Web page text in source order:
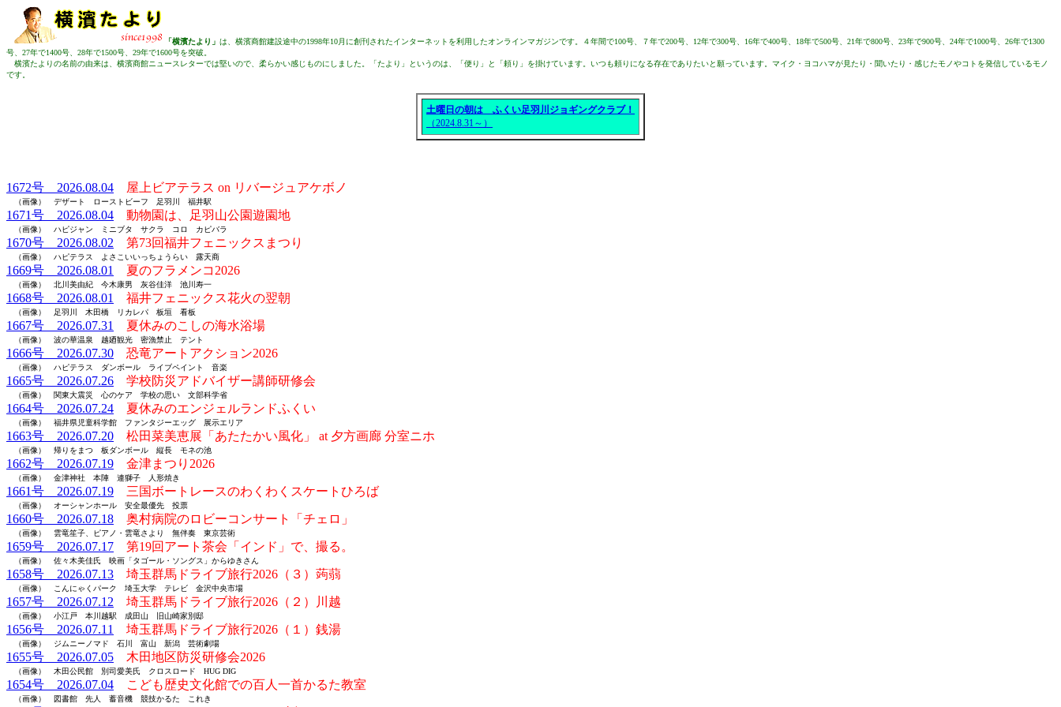
「横濱たより」 は、横濱商館建設途中の1998年10月に創刊されたインターネットを利用したオンラインマガジンです。４年間で100号、７年で200号、12年で300号、16年で400号、18年で500号、21年で800号、23年で900号、24年で1000号、26年で1300
号、27年で1400号、28年で1500号、29年で1600号を突破。
横濱たよりの名前の由来は、横濱商館ニュースレターでは堅いので、柔らかい感じものにしました。「たより」というのは、「便り」と「頼り」を掛けています。いつも頼りになる存在でありたいと願っています。マイク・ヨコハマが見たり・聞いたり・感じたモノやコトを発信しているモノ
です。
土曜日の朝は ふくい足羽川ジョギングクラブ！
（2024.8.31～）
1672号 2026.08.04 屋上ビアテラス on リバージュアケボノ
（画像） デザート ローストビーフ 足羽川 福井駅
1671号 2026.08.04 動物園は、足羽山公園遊園地
（画像） ハピジャン ミニブタ サクラ コロ カピバラ
1670号 2026.08.02 第73回福井フェニックスまつり
（画像） ハピテラス よさこいいっちょうらい 露天商
1669号 2026.08.01 夏のフラメンコ2026
（画像） 北川美由紀 今木康男 灰谷佳洋 池川寿一
1668号 2026.08.01 福井フェニックス花火の翌朝
（画像） 足羽川 木田橋 リカレパ 板垣 看板
1667号 2026.07.31 夏休みのこしの海水浴場
（画像） 波の華温泉 越廼観光 密漁禁止 テント
1666号 2026.07.30 恐竜アートアクション2026
（画像） ハピテラス ダンボール ライブペイント 音楽
1665号 2026.07.26 学校防災アドバイザー講師研修会
（画像） 関東大震災 心のケア 学校の思い 文部科学省
1664号 2026.07.24 夏休みのエンジェルランドふくい
（画像） 福井県児童科学館 ファンタジーエッグ 展示エリア
1663号 2026.07.20 松田菜美恵展「あたたかい風化」 at 夕方画廊 分室ニホ
（画像） 帰りをまつ 板ダンボール 縦長 モネの池
1662号 2026.07.19 金津まつり2026
（画像） 金津神社 本陣 連獅子 人形焼き
1661号 2026.07.19 三国ボートレースのわくわくスケートひろば
（画像） オーシャンホール 安全最優先 投票
1660号 2026.07.18 奥村病院のロビーコンサート「チェロ」
（画像） 雲竜笙子、ピアノ・雲竜さより 無伴奏 東京芸術
1659号 2026.07.17 第19回アート茶会「インド」で、撮る。
（画像） 佐々木美佳氏 映画「タゴール・ソングス」からゆきさん
1658号 2026.07.13 埼玉群馬ドライブ旅行2026（３）蒟蒻
（画像） こんにゃくパーク 埼玉大学 テレビ 金沢中央市場
1657号 2026.07.12 埼玉群馬ドライブ旅行2026（２）川越
（画像） 小江戸 本川越駅 成田山 旧山崎家別邸
1656号 2026.07.11 埼玉群馬ドライブ旅行2026（１）銭湯
（画像） ジムニーノマド 石川 富山 新潟 芸術劇場
1655号 2026.07.05 木田地区防災研修会2026
（画像） 木田公民館 別司愛美氏 クロスロード HUG DIG
1654号 2026.07.04 こども歴史文化館での百人一首かるた教室
（画像） 図書館 先人 蓄音機 競技かるた これき